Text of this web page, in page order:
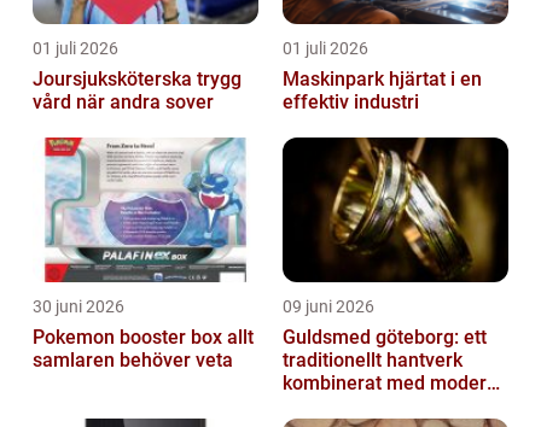
01 juli 2026
Joursjuksköterska trygg
vård när andra sover
01 juli 2026
Maskinpark hjärtat i en
effektiv industri
30 juni 2026
Pokemon booster box allt
samlaren behöver veta
09 juni 2026
Guldsmed göteborg: ett
traditionellt hantverk
kombinerat med modern